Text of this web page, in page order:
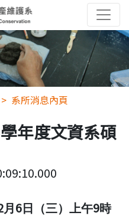
系所消息內頁
年度文資系碩
月 6日（三）上午9時